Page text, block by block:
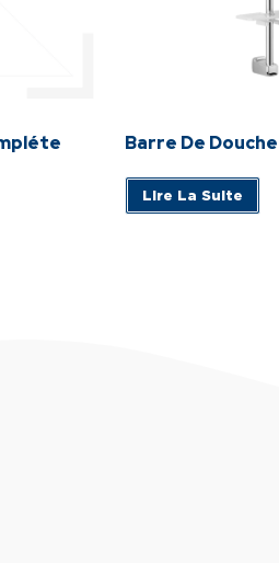
Barre De
Lire La Suite